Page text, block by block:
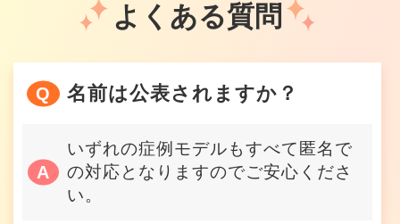
よくある質問
名前は公表されますか？
いずれの症例モデルもすべて匿名で
の対応となりますのでご安心くださ
い。